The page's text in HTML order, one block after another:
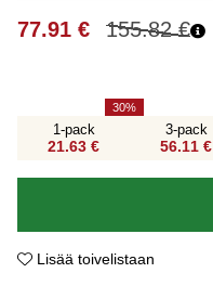
155.82€
77.91 €
1-pack
21.63 €
30
3-pack
56.11 €
Lisää toivelistaan